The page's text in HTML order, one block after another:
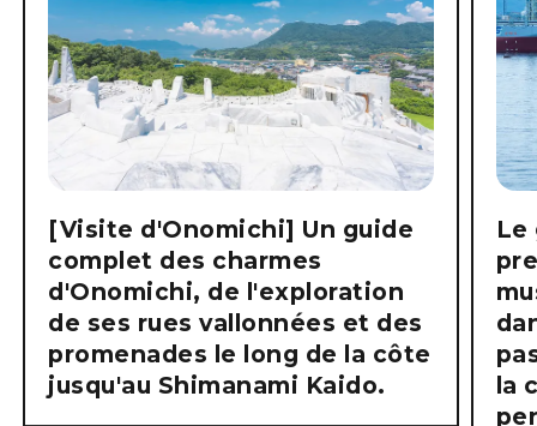
[Visite d'Onomichi] Un guide
complet des charmes
d'Onomichi, de l'exploration
de ses rues vallonnées et des
promenades le long de la côte
jusqu'au Shimanami Kaido.
Le
la